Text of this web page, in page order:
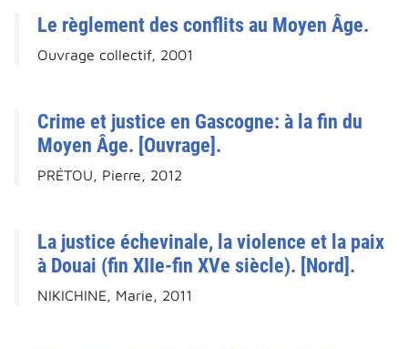
Le règlement des conflits au Moyen Âge.
Ouvrage collectif, 2001
Crime et justice en Gascogne: à la fin du
Moyen Âge. [Ouvrage].
PRÉTOU, Pierre, 2012
La justice échevinale, la violence et la paix
à Douai (fin XIIe-fin XVe siècle). [Nord].
NIKICHINE, Marie, 2011